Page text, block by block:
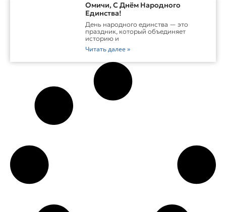
Омичи, С Днём Народного
Единства!
День народного единства — это
праздник, который объединяет
историю и
Читать далее »